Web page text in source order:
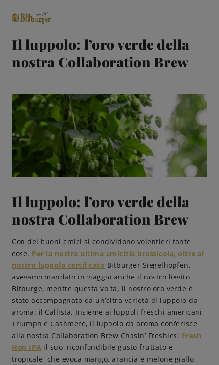
close
Classici premium 0,0% analcolico
Birre
Gusto
Share & Pair
Come servire
Birrificazione
Birreria di famiglia
Storia
Persone
Il luppolo: l’oro verde della
nostra Collaboration Brew
Il luppolo: l’oro verde della
nostra Collaboration Brew
Con dei buoni amici si condividono volentieri tante
cose. Per la nostra ultima amicizia brassicola, oltre al
nostro luppolo certificato Bitburger Siegelhopfen,
avevamo mandato in viaggio anche il nostro lievito
Bitburge, mentre questa volta, il nostro oro verde è
stato accompagnato da un’altra varietà di luppolo da
aroma: il Callista. Insieme ai luppoli freschi americani
Triumph e Cashmere, il luppolo da aroma conferisce
alla nostra Collaboration Brew Chasin’ Freshies: Fresh
Hop IPA il suo inconfondibile gusto fruttato e
tropicale, che evoca mango, arancia e melone giallo,